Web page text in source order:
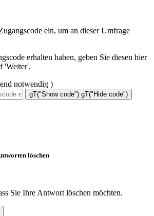
ein, um an dieser Umfrage
erhalten haben, geben Sie diesen hier
'Weiter'.
notwendig )
gT("Show code") gT("Hide code")
löschen
Sie Ihre Antwort löschen möchten.